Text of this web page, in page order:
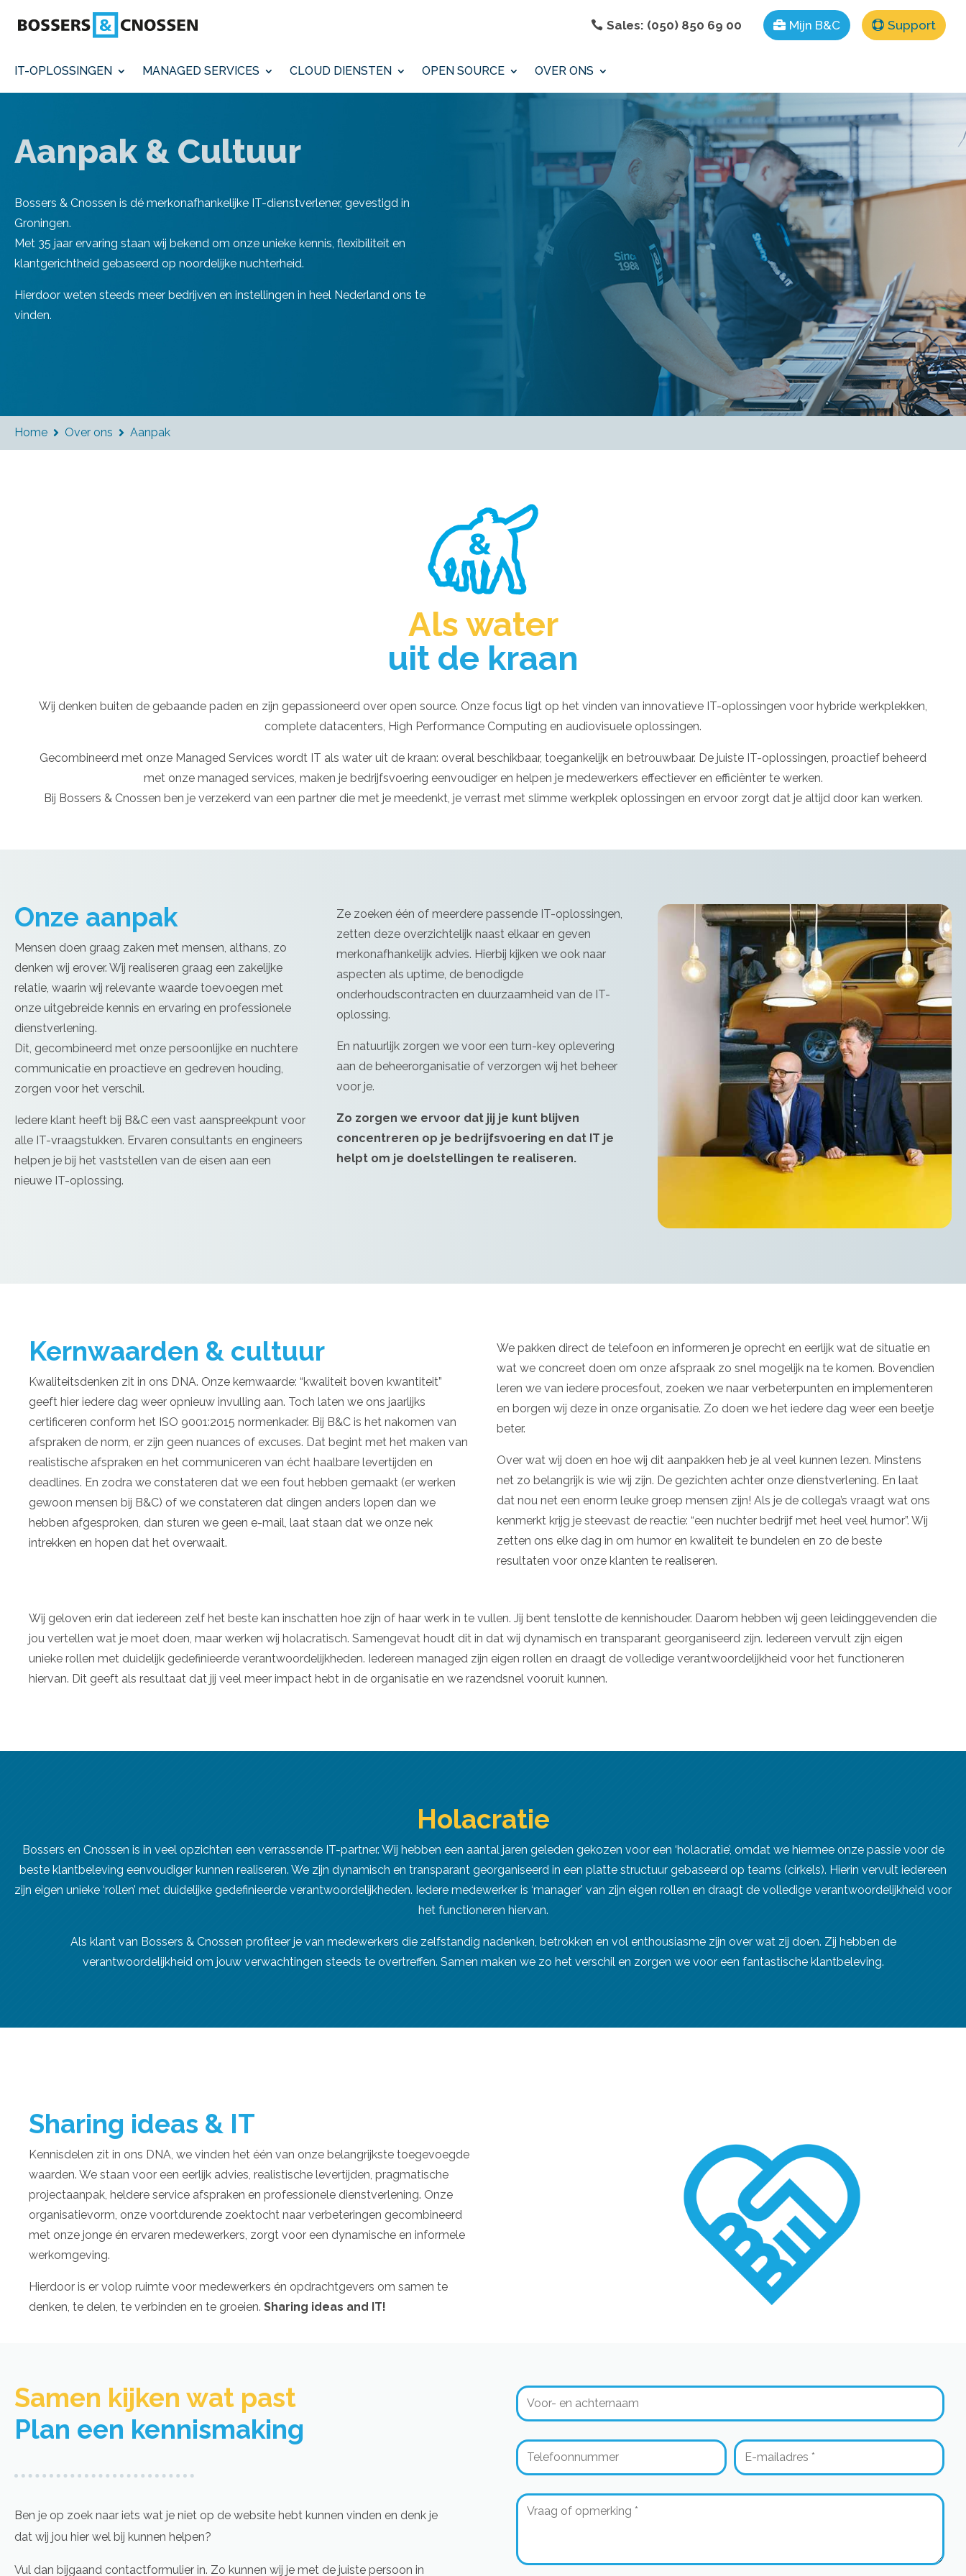
Sales: (050) 850 69 00 Mijn B&C Support
IT-OPLOSSINGEN MANAGED SERVICES CLOUD DIENSTEN OPEN SOURCE OVER ONS
Aanpak & Cultuur
Bossers & Cnossen is dé merkonafhankelijke IT-dienstverlener, gevestigd in
Groningen.
Met 35 jaar ervaring staan wij bekend om onze unieke kennis, flexibiliteit en
klantgerichtheid gebaseerd op noordelijke nuchterheid.
Hierdoor weten steeds meer bedrijven en instellingen in heel Nederland ons te
vinden.
Home  Over ons  Aanpak
Als water
uit de kraan
Wij denken buiten de gebaande paden en zijn gepassioneerd over open source. Onze focus ligt op het vinden van innovatieve IT-oplossingen voor hybride werkplekken,
complete datacenters, High Performance Computing en audiovisuele oplossingen.
Gecombineerd met onze Managed Services wordt IT als water uit de kraan: overal beschikbaar, toegankelijk en betrouwbaar. De juiste IT-oplossingen, proactief beheerd
met onze managed services, maken je bedrijfsvoering eenvoudiger en helpen je medewerkers effectiever en efficiënter te werken.
Bij Bossers & Cnossen ben je verzekerd van een partner die met je meedenkt, je verrast met slimme werkplek oplossingen en ervoor zorgt dat je altijd door kan werken.
Onze aanpak
Mensen doen graag zaken met mensen, althans, zo
denken wij erover. Wij realiseren graag een zakelijke
relatie, waarin wij relevante waarde toevoegen met
onze uitgebreide kennis en ervaring en professionele
dienstverlening.
Dit, gecombineerd met onze persoonlijke en nuchtere
communicatie en proactieve en gedreven houding,
zorgen voor het verschil.
Iedere klant heeft bij B&C een vast aanspreekpunt voor
alle IT-vraagstukken. Ervaren consultants en engineers
helpen je bij het vaststellen van de eisen aan een
nieuwe IT-oplossing.
Ze zoeken één of meerdere passende IT-oplossingen,
zetten deze overzichtelijk naast elkaar en geven
merkonafhankelijk advies. Hierbij kijken we ook naar
aspecten als uptime, de benodigde
onderhoudscontracten en duurzaamheid van de IT-
oplossing.
En natuurlijk zorgen we voor een turn-key oplevering
aan de beheerorganisatie of verzorgen wij het beheer
voor je.
Zo zorgen we ervoor dat jij je kunt blijven
concentreren op je bedrijfsvoering en dat IT je
helpt om je doelstellingen te realiseren.
Kernwaarden & cultuur
Kwaliteitsdenken zit in ons DNA. Onze kernwaarde: “kwaliteit boven kwantiteit”
geeft hier iedere dag weer opnieuw invulling aan. Toch laten we ons jaarlijks
certificeren conform het ISO 9001:2015 normenkader. Bij B&C is het nakomen van
afspraken de norm, er zijn geen nuances of excuses. Dat begint met het maken van
realistische afspraken en het communiceren van écht haalbare levertijden en
deadlines. En zodra we constateren dat we een fout hebben gemaakt (er werken
gewoon mensen bij B&C) of we constateren dat dingen anders lopen dan we
hebben afgesproken, dan sturen we geen e-mail, laat staan dat we onze nek
intrekken en hopen dat het overwaait.
We pakken direct de telefoon en informeren je oprecht en eerlijk wat de situatie en
wat we concreet doen om onze afspraak zo snel mogelijk na te komen. Bovendien
leren we van iedere procesfout, zoeken we naar verbeterpunten en implementeren
en borgen wij deze in onze organisatie. Zo doen we het iedere dag weer een beetje
beter.
Over wat wij doen en hoe wij dit aanpakken heb je al veel kunnen lezen. Minstens
net zo belangrijk is wie wij zijn. De gezichten achter onze dienstverlening. En laat
dat nou net een enorm leuke groep mensen zijn! Als je de collega’s vraagt wat ons
kenmerkt krijg je steevast de reactie: “een nuchter bedrijf met heel veel humor”. Wij
zetten ons elke dag in om humor en kwaliteit te bundelen en zo de beste
resultaten voor onze klanten te realiseren.
Wij geloven erin dat iedereen zelf het beste kan inschatten hoe zijn of haar werk in te vullen. Jij bent tenslotte de kennishouder. Daarom hebben wij geen leidinggevenden die
jou vertellen wat je moet doen, maar werken wij holacratisch. Samengevat houdt dit in dat wij dynamisch en transparant georganiseerd zijn. Iedereen vervult zijn eigen
unieke rollen met duidelijk gedefinieerde verantwoordelijkheden. Iedereen managed zijn eigen rollen en draagt de volledige verantwoordelijkheid voor het functioneren
hiervan. Dit geeft als resultaat dat jij veel meer impact hebt in de organisatie en we razendsnel vooruit kunnen.
Holacratie
Bossers en Cnossen is in veel opzichten een verrassende IT-partner. Wij hebben een aantal jaren geleden gekozen voor een ‘holacratie’, omdat we hiermee onze passie voor de
beste klantbeleving eenvoudiger kunnen realiseren. We zijn dynamisch en transparant georganiseerd in een platte structuur gebaseerd op teams (cirkels). Hierin vervult iedereen
zijn eigen unieke ‘rollen’ met duidelijke gedefinieerde verantwoordelijkheden. Iedere medewerker is ‘manager’ van zijn eigen rollen en draagt de volledige verantwoordelijkheid voor
het functioneren hiervan.
Als klant van Bossers & Cnossen profiteer je van medewerkers die zelfstandig nadenken, betrokken en vol enthousiasme zijn over wat zij doen. Zij hebben de
verantwoordelijkheid om jouw verwachtingen steeds te overtreffen. Samen maken we zo het verschil en zorgen we voor een fantastische klantbeleving.
Sharing ideas & IT
Kennisdelen zit in ons DNA, we vinden het één van onze belangrijkste toegevoegde
waarden. We staan voor een eerlijk advies, realistische levertijden, pragmatische
projectaanpak, heldere service afspraken en professionele dienstverlening. Onze
organisatievorm, onze voortdurende zoektocht naar verbeteringen gecombineerd
met onze jonge én ervaren medewerkers, zorgt voor een dynamische en informele
werkomgeving.
Hierdoor is er volop ruimte voor medewerkers én opdrachtgevers om samen te
denken, te delen, te verbinden en te groeien. Sharing ideas and IT!
Samen kijken wat past​
Plan een kennismaking
Ben je op zoek naar iets wat je niet op de website hebt kunnen vinden en denk je
dat wij jou hier wel bij kunnen helpen?
Vul dan bijgaand contactformulier in. Zo kunnen wij je met de juiste persoon in